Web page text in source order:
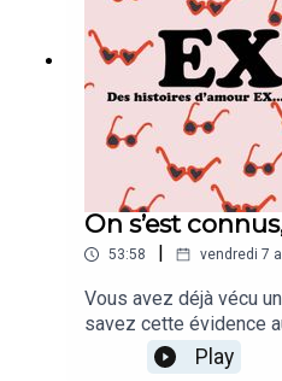
On s’est
53:58 vendredi 7
Vous avez déjà vécu
savez cette évidence
sensation de
? Mais attention
Play